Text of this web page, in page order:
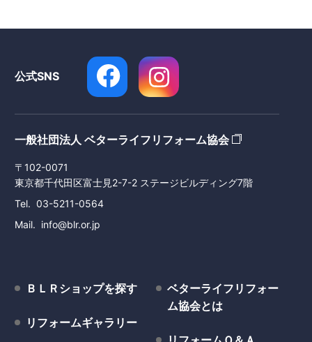
公式SNS
一般社団法人 ベターライフリフォーム協会
〒102-0071
東京都千代田区富士見2-7-2 ステージビルディング7階
Tel
03-5211-0564
Mail
info@blr.or.jp
ＢＬＲショップを探す
リフォームギャラリー
ベターライフリフォー
ム協会とは